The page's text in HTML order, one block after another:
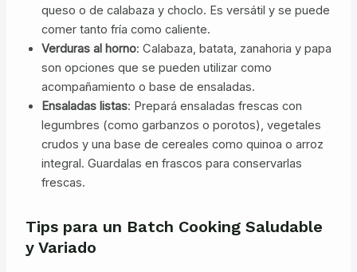
queso o de calabaza y choclo. Es versátil y se puede
comer tanto fría como caliente.
Verduras al horno: Calabaza, batata, zanahoria y papa
son opciones que se pueden utilizar como
acompañamiento o base de ensaladas.
Ensaladas listas: Prepará ensaladas frescas con
legumbres (como garbanzos o porotos), vegetales
crudos y una base de cereales como quinoa o arroz
integral. Guardalas en frascos para conservarlas
frescas.
Tips para un Batch Cooking Saludable
y Variado